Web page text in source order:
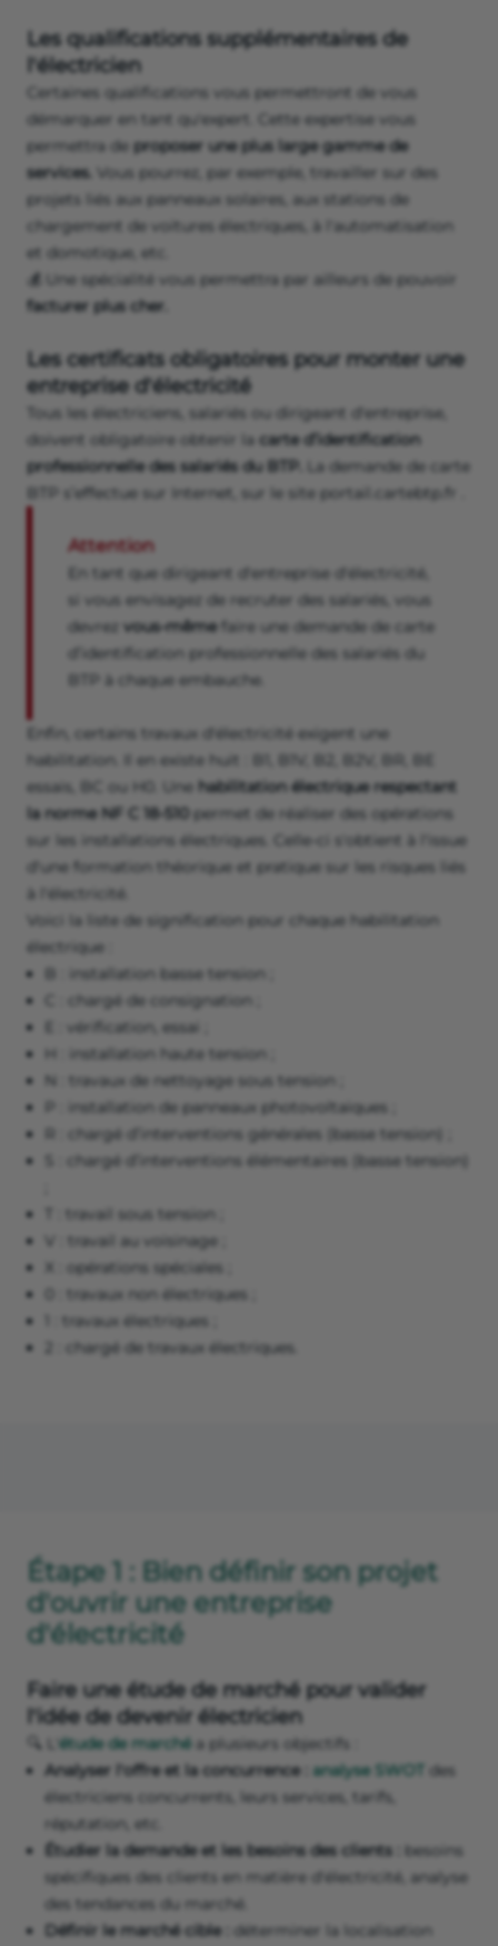
Les qualifications supplémentaires de
l'électricien
Certaines qualifications vous permettront de vous
démarquer en tant qu'expert. Cette expertise vous
permettra de proposer une plus large gamme de
services. Vous pourrez, par exemple, travailler sur des
projets liés aux panneaux solaires, aux stations de
chargement de voitures électriques, à l'automatisation
et domotique, etc.
💰 Une spécialité vous permettra par ailleurs de pouvoir
facturer plus cher.
Les certificats obligatoires pour monter une
entreprise d'électricité
Tous les électriciens, salariés ou dirigeant d'entreprise,
doivent obligatoire obtenir la carte d’identification
professionnelle des salariés du BTP.
La demande de carte
BTP s’effectue sur Internet, sur le site portail.cartebtp.fr .
Attention
En tant que dirigeant d'entreprise d'électricité,
si vous envisagez de recruter des salariés, vous
devrez vous-mêmefaire une demande de carte
d’identification professionnelle des salariés du
BTP à chaque embauche.
Enfin, certains travaux d'électricité exigent une
habilitation. Il en existe huit : B1, B1V, B2, B2V, BR, BE
essais, BC ou H0. Une habilitation électrique respectant
la norme NF C 18-510
permet de réaliser des opérations
sur les installations électriques. Celle-ci s'obtient à l'issue
d'une formation théorique et pratique sur les risques liés
à l'électricité.
Voici la liste de signification pour chaque habilitation
électrique :
B : installation basse tension ;
C : chargé de consignation ;
E : vérification, essai ;
H : installation haute tension ;
N : travaux de nettoyage sous tension ;
P : installation de panneaux photovoltaïques ;
R : chargé d’interventions générales (basse tension) ;
S : chargé d’interventions élémentaires (basse tension)
T : travail sous tension ;
V : travail au voisinage ;
X : opérations spéciales ;
0 : travaux non électriques ;
1 : travaux électriques ;
2 : chargé de travaux électriques.
Étape 1 : Bien définir son projet
d'ouvrir une entreprise
d'électricité
Faire une étude de marché pour valider
l'idée de devenir électricien
🔍 L' étude de marchéa plusieurs objectifs :
Analyser l'offre et la concurrence : analyse SWOT des
électriciens concurrents, leurs services, tarifs,
réputation, etc.
Étudier la demande et les besoins des clients :
besoins
spécifiques des clients en matière d'électricité, analyse
des tendances du marché.
Définir le marché cible :
déterminer la localisation